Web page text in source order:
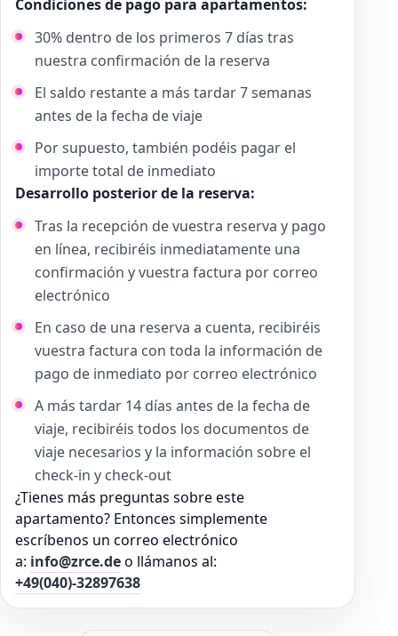
Condiciones de pago para apartamentos:
30% dentro de los primeros 7 días tras
nuestra confirmación de la reserva
El saldo restante a más tardar 7 semanas
antes de la fecha de viaje
Por supuesto, también podéis pagar el
importe total de inmediato
Desarrollo posterior de la reserva:
Tras la recepción de vuestra reserva y pago
en línea, recibiréis inmediatamente una
confirmación y vuestra factura por correo
electrónico
En caso de una reserva a cuenta, recibiréis
vuestra factura con toda la información de
pago de inmediato por correo electrónico
A más tardar 14 días antes de la fecha de
viaje, recibiréis todos los documentos de
viaje necesarios y la información sobre el
check-in y check-out
¿Tienes más preguntas sobre este
apartamento? Entonces simplemente
escríbenos un correo electrónico
a: info@zrce.deo llámanos al:
+49(040)-32897638